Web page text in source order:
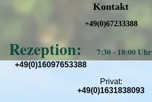
Kontakt
+49(0)67233388
Rezeption: 7:30 - 18:00 Uhr
+49(0)16097653388
Privat:
+49(0)1631838093